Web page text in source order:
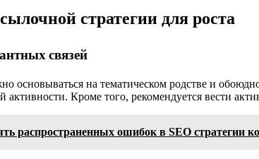
стратегии для роста
связей
основываться на тематическом родстве и
активности. Кроме того, рекомендуется вести
распространенных ошибок в SEO стратегии